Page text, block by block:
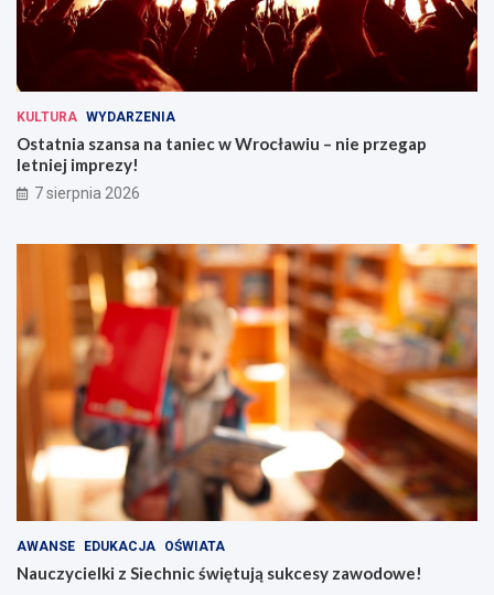
KULTURA WYDARZENIA
Ostatnia szansa na taniec w Wrocławiu – nie przegap
letniej imprezy!
7 sierpnia 2026
AWANSE EDUKACJA OŚWIATA
Nauczycielki z Siechnic świętują sukcesy zawodowe!